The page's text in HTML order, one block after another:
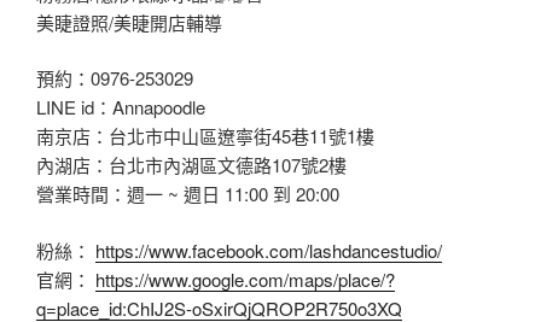
美睫證照/美睫開店輔導
預約：0976-253029
LINE id：Annapoodle
南京店：台北市中山區遼寧街45巷11號1樓
內湖店：台北市內湖區文德路107號2樓
營業時間：週一 ~ 週日 11:00 到 20:00
粉絲： https://www.facebook.com/lashdancestudio/
官網： https://www.google.com/maps/place/?
q=place_id:ChIJ2S-oSxirQjQROP2R750o3XQ